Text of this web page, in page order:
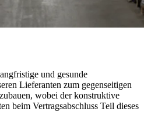
und gesunde
Lieferanten zum gegenseitigen
wobei der konstruktive
beim Vertragsabschluss Teil dieses